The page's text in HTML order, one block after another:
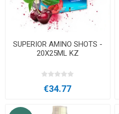
SUPERIOR AMINO SHOTS -
20X25ML KZ
€34.77